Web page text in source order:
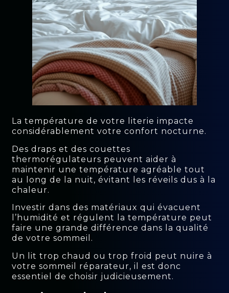
La température de votre literie impacte
considérablement votre confort nocturne.
Des draps et des couettes
thermorégulateurs peuvent aider à
maintenir une température agréable tout
au long de la nuit, évitant les réveils dus à la
chaleur.
Investir dans des matériaux qui évacuent
l’humidité et régulent la température peut
faire une grande différence dans la qualité
de votre sommeil.
Un lit trop chaud ou trop froid peut nuire à
votre sommeil réparateur, il est donc
essentiel de choisir judicieusement.